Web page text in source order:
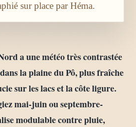
sur place par Héma.
a une météo très contrastée
la plaine du Pô, plus fraîche
sur les lacs et la côte ligure.
mai-juin ou septembre-
modulable contre pluie,